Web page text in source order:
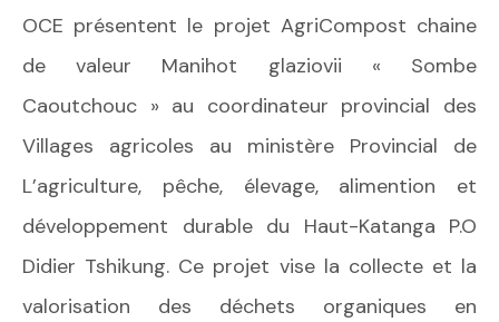
OCE présentent le projet AgriCompost chaine
de valeur Manihot glaziovii « Sombe
Caoutchouc » au coordinateur provincial des
Villages agricoles au ministère Provincial de
L’agriculture, pêche, élevage, alimention et
développement durable du Haut-Katanga P.O
Didier Tshikung. Ce projet vise la collecte et la
valorisation des déchets organiques en